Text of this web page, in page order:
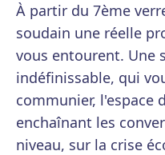
À partir du 7ème
soudain une réelle
vous entourent. Une
indéfinissable, qui
communier, l'espace
enchaînant les
niveau, sur la crise